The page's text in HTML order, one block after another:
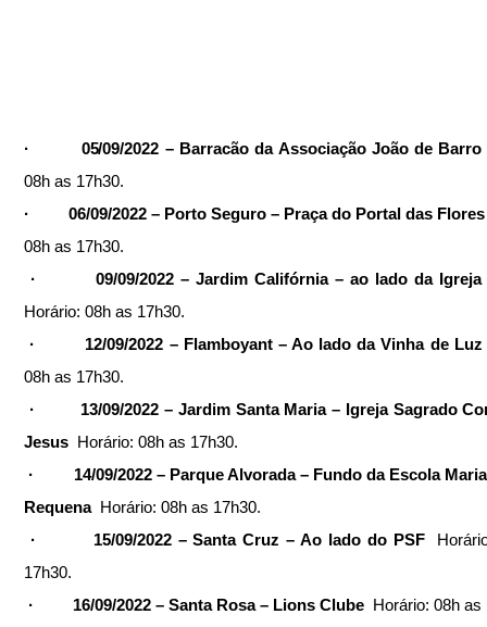
·         05/09/2022 – Barracão da Associação João de
08h as 17h30.
·         06/09/2022 – Porto Seguro – Praça do Portal das
08h as 17h30.
Horário: 08h as 17h30.
·         12/09/2022 – Flamboyant – Ao lado da Vinha de
08h as 17h30.
·         13/09/2022 – Jardim Santa Maria – Igreja Sagrado
Jesus Horário: 08h as 17h30.
·         14/09/2022 – Parque Alvorada – Fundo da Escola
Requena Horário: 08h as 17h30.
·         15/09/2022 – Santa Cruz – Ao lado do PSF
17h30.
·         16/09/2022 – Santa Rosa – Lions Clube Horário: 08h as